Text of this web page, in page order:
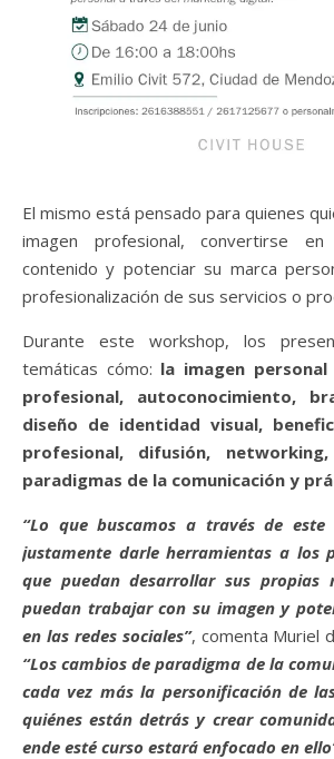
El mismo está pensado para quienes
imagen profesional, convertirse
contenido y potenciar su marca
profesionalización de sus servicios o
Durante este workshop, los
temáticas cómo: la imagen
profesional, autoconocimiento,
diseño de identidad visual,
profesional, difusión,
paradigmas de la comunicación y
“Lo que buscamos a través de este
justamente darle herramientas a los
que puedan desarrollar sus propias
puedan trabajar con su imagen y
en las redes sociales”, comenta Muriel
“Los cambios de paradigma de la
cada vez más la personificación de
quiénes están detrás y crear
ende esté curso estará enfocado en